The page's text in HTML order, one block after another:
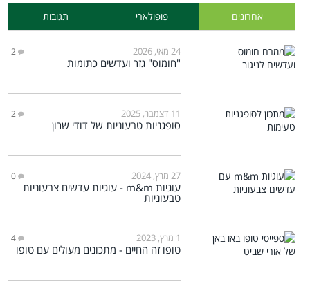
אחרונים פופולארי תגובות
24 מאי, 2026 2
"חומוס" גזר ועדשים כתומות
11 דצמבר, 2025 2
סופגניות טבעוניות של דודי שרון
27 מרץ, 2024 0
עוגיות m&m - עוגיות עדשים צבעוניות
טבעוניות
1 מרץ, 2023 4
טופו זה החיים - מתכונים מעולים עם טופו